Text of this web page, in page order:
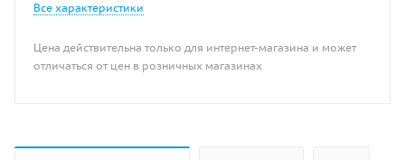
Все характеристики
Цена действительна только для интернет-магазина и может
отличаться от цен в розничных магазинах